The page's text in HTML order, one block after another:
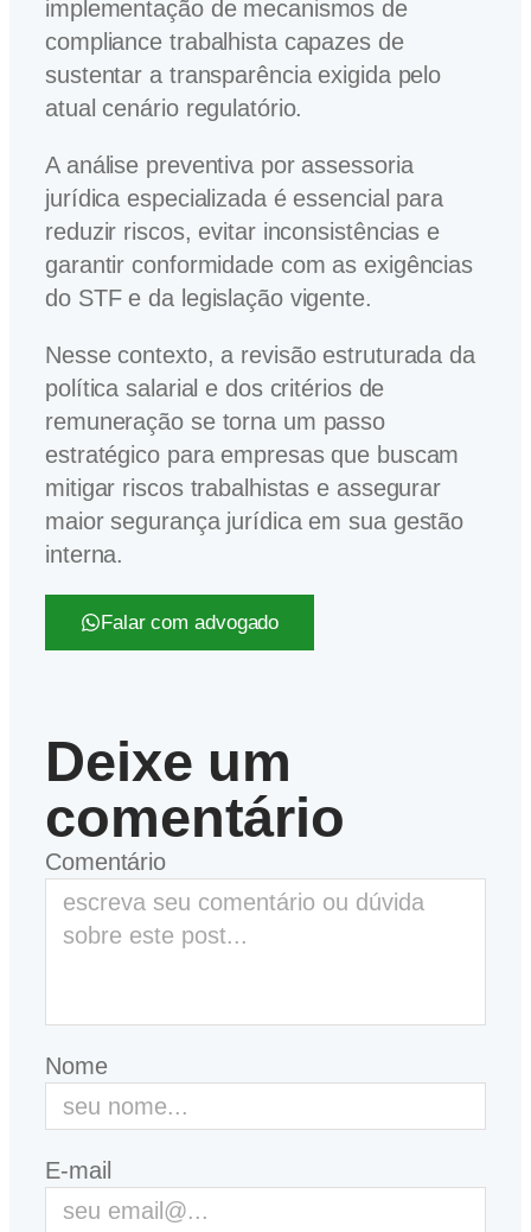
implementação de mecanismos de
compliance trabalhista capazes de
sustentar a transparência exigida pelo
atual cenário regulatório.
A análise preventiva por assessoria
jurídica especializada é essencial para
reduzir riscos, evitar inconsistências e
garantir conformidade com as exigências
do STF e da legislação vigente.
Nesse contexto, a revisão estruturada da
política salarial e dos critérios de
remuneração se torna um passo
estratégico para empresas que buscam
mitigar riscos trabalhistas e assegurar
maior segurança jurídica em sua gestão
interna.
Falar com advogado
Deixe um
comentário
Comentário
Nome
E-mail